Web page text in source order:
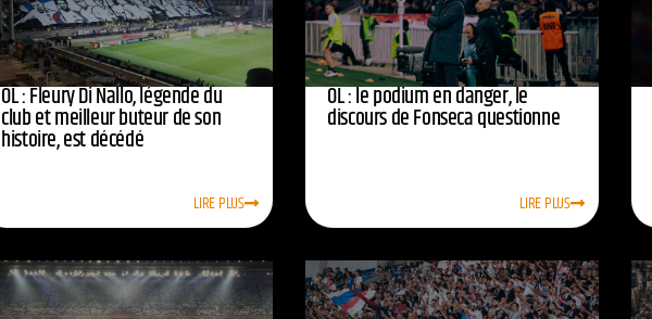
OL : Fleury Di Nallo, légende du
club et meilleur buteur de son
histoire, est décédé
LIRE PLUS
OL : le podium en danger, le
discours de Fonseca questionne
LIRE PLUS